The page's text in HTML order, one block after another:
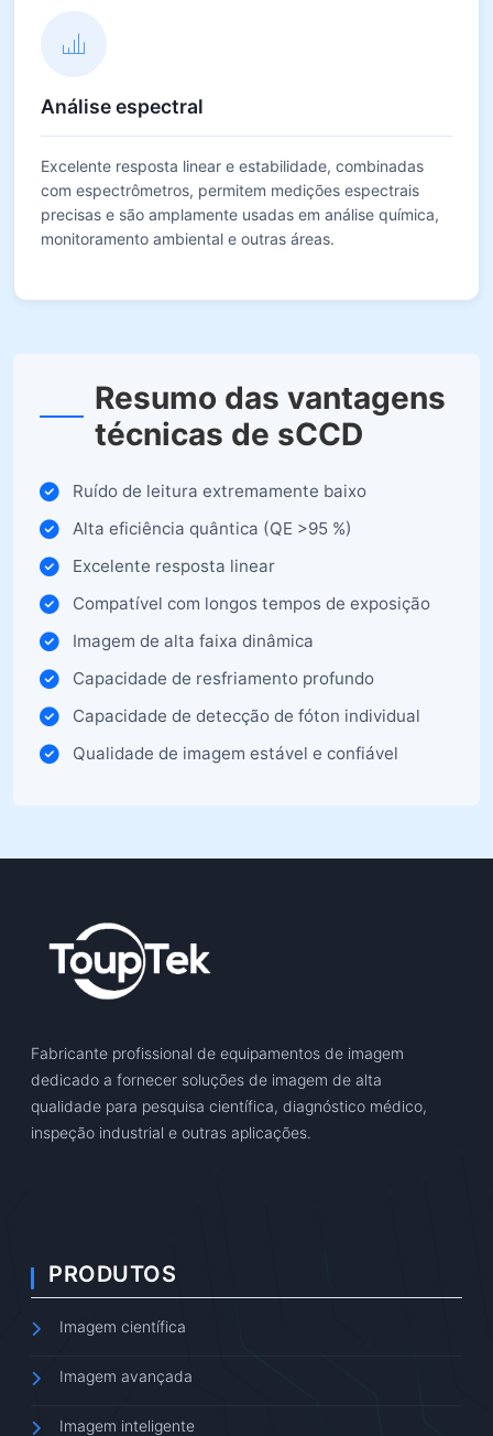
Análise espectral
Excelente resposta linear e estabilidade, combinadas
com espectrômetros, permitem medições espectrais
precisas e são amplamente usadas em análise química,
monitoramento ambiental e outras áreas.
Resumo das vantagens
técnicas de sCCD
Ruído de leitura extremamente baixo
Alta eficiência quântica (QE >95 %)
Excelente resposta linear
Compatível com longos tempos de exposição
Imagem de alta faixa dinâmica
Capacidade de resfriamento profundo
Capacidade de detecção de fóton individual
Qualidade de imagem estável e confiável
Fabricante profissional de equipamentos de imagem
dedicado a fornecer soluções de imagem de alta
qualidade para pesquisa científica, diagnóstico médico,
inspeção industrial e outras aplicações.
PRODUTOS
Imagem científica
Imagem avançada
Imagem inteligente